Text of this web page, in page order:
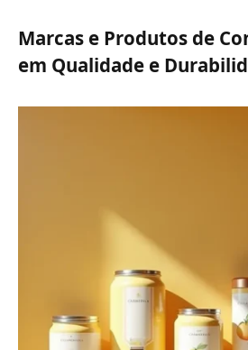
Marcas e Produtos de
em Qualidade e